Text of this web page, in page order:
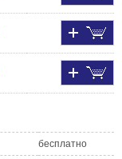
бесплатно